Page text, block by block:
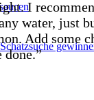
I
water, just
Add some
done.”